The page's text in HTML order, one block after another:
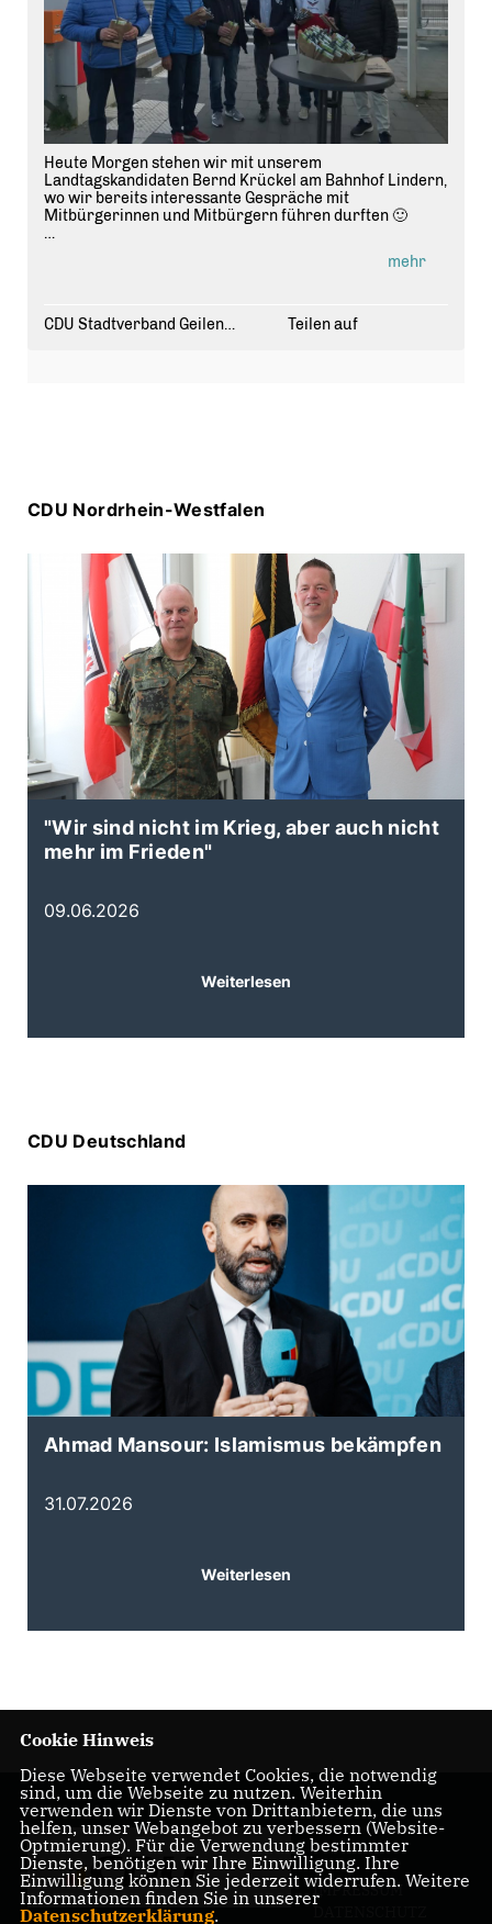
Heute Morgen stehen wir mit unserem
Landtagskandidaten Bernd Krückel am Bahnhof Lindern,
wo wir bereits interessante Gespräche mit
Mitbürgerinnen und Mitbürgern führen durften 🙂
üst CDU Nordrhein-Westfalen
mehr
CDU Stadtverband Geilenkirchen Teilen auf
CDU Nordrhein-Westfalen
"Wir sind nicht im Krieg, aber auch nicht
mehr im Frieden"
09.06.2026
Weiterlesen
CDU Deutschland
Ahmad Mansour: Islamismus bekämpfen
31.07.2026
Weiterlesen
IMPRESSUM
Cookie Hinweis
Diese Webseite verwendet Cookies, die notwendig
sind, um die Webseite zu nutzen. Weiterhin
verwenden wir Dienste von Drittanbietern, die uns
helfen, unser Webangebot zu verbessern (Website-
Optmierung). Für die Verwendung bestimmter
Dienste, benötigen wir Ihre Einwilligung. Ihre
Einwilligung können Sie jederzeit widerrufen. Weitere
Informationen finden Sie in unserer
Datenschutzerklärung.